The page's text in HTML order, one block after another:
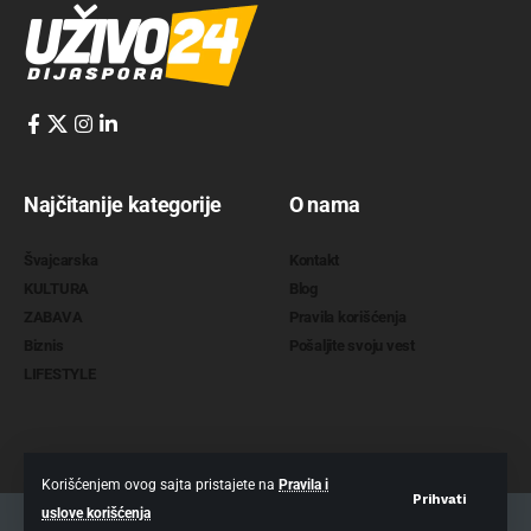
Korišćenjem ovog sajta pristajete na Pravila i
uslove korišćenja
Prihvati
Najčitanije kategorije O nama